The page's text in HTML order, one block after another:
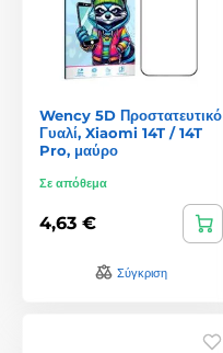
Wency 5D Προστατευτικό
Γυαλί, Xiaomi 14T / 14T
Pro, μαύρο
Σε απόθεμα
4,63 €
Σύγκριση